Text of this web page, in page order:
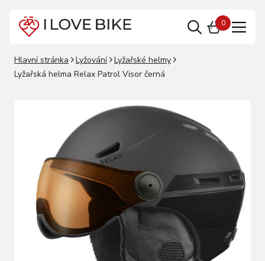
0
Hlavní stránka Lyžování
Lyžařské helmy
Lyžařská helma Relax Patrol Visor černá